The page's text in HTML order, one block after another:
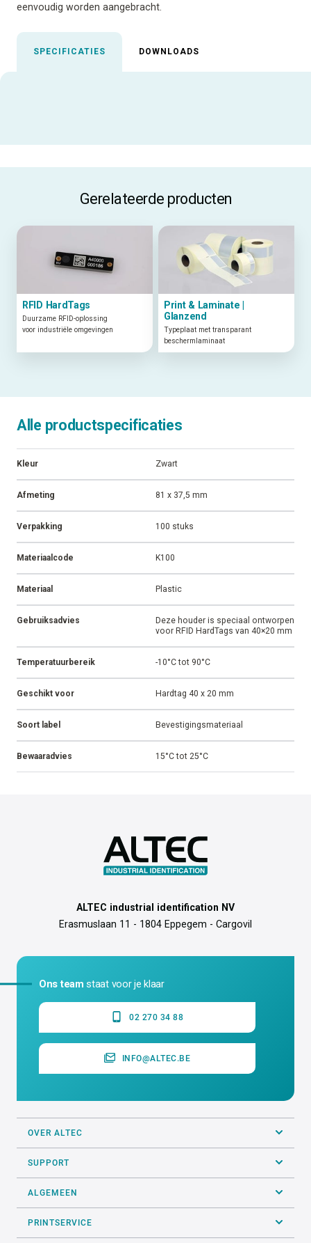
eenvoudig worden aangebracht.
SPECIFICATIES DOWNLOADS
Gerelateerde producten
RFID HardTags
Duurzame RFID-oplossing
voor industriële omgevingen
Print & Laminate |
Glanzend
Typeplaat met transparant
beschermlaminaat
Alle productspecificaties
Kleur Zwart
Afmeting 81 x 37,5 mm
Verpakking 100 stuks
Materiaalcode K100
Materiaal Plastic
Gebruiksadvies
Deze houder is speciaal ontworpen
voor RFID HardTags van 40×20 mm
Temperatuurbereik -10°C tot 90°C
Geschikt voor Hardtag 40 x 20 mm
Soort label Bevestigingsmateriaal
Bewaaradvies 15°C tot 25°C
ALTEC industrial identification NV
Erasmuslaan 11 - 1804 Eppegem - Cargovil
Ons team staat voor je klaar
02 270 34 88
INFO@ALTEC.BE
OVER ALTEC
SUPPORT
ALGEMEEN
PRINTSERVICE